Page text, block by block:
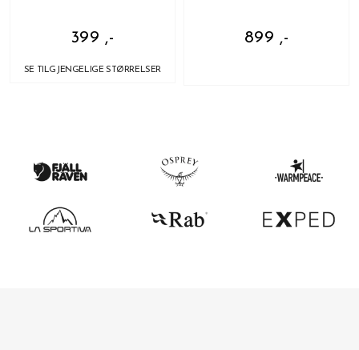
399 ,-
SE TILGJENGELIGE STØRRELSER
899 ,-